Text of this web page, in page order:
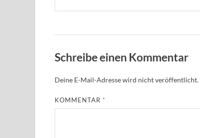
Schreibe einen Kommentar
Deine E-Mail-Adresse wird nicht veröffentlicht.
KOMMENTAR *